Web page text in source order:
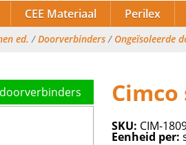
⯈
⯈
CEE Materiaal Perilex
ed. /Doorverbinders/ Ongeïsoleerde
SKU: CIM-
Eenheid per: